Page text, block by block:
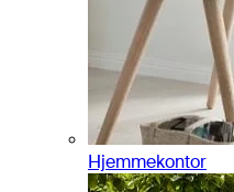
Hjemmekontor